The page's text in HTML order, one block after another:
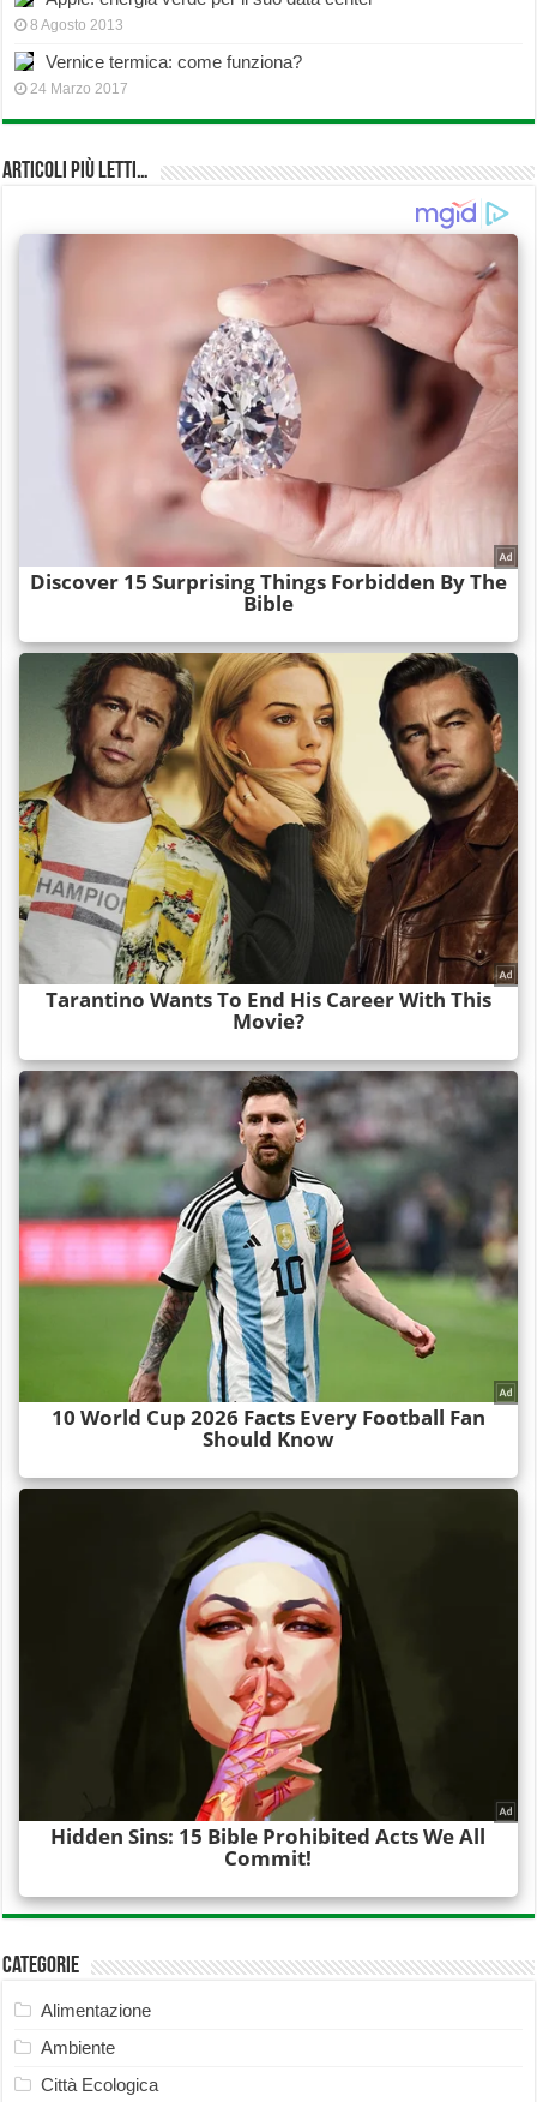
8 Agosto 2013
Vernice termica: come funziona?
24 Marzo 2017
Articoli più Letti…
Categorie
Alimentazione
Ambiente
Città Ecologica